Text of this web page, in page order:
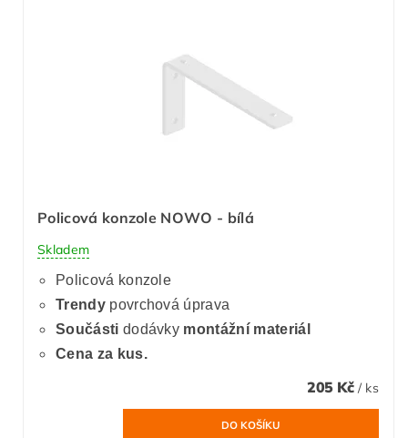
Policová konzole NOWO - bílá
Skladem
Policová konzole
Trendypovrchová úprava
Součásti dodávky montážní materiál
Cena za kus.
205 Kč / ks